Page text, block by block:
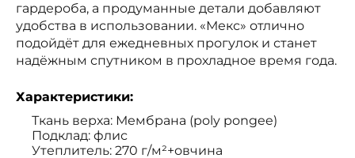
гардероба, а продуманные детали добавляют
удобства в использовании. «Мекс» отлично
подойдёт для ежедневных прогулок и станет
надёжным спутником в прохладное время года.
Характеристики:
Ткань верха: Мембрана (poly pongee)
Подклад: флис
Утеплитель: 270 г/м²+овчина